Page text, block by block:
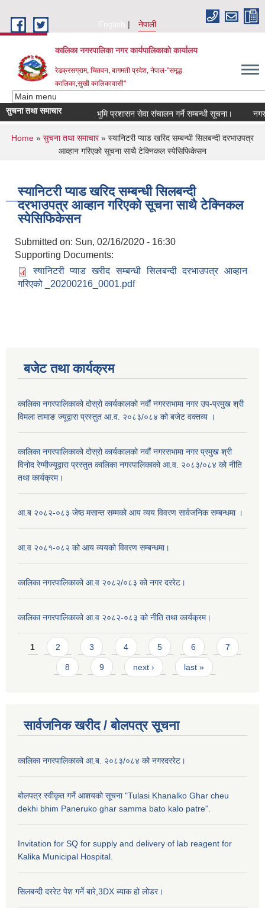
English
नेपाली
कालिका नगरपालिका नगर कार्यपालिकाकाे कार्यालय
रेडक्रसग्राम, चितवन, बागमती प्रदेश, नेपाल-"समृद्ध
कालिका,सुखी कालिकावासी"
सुचना तथा समाचार भुमि प्रशासन सेवा संचालन गर्ने सम्बन्धी सूचना। नगर
You are here
Home » सुचना तथा समाचार» स्यानिटरी प्याड खरिद सम्बन्धी सिलबन्दी दरभाउपत्र
आव्हान गरिएको सूचना साथै टेक्निकल स्पेसिफिकेसन
स्यानिटरी प्याड खरिद सम्बन्धी सिलबन्दी
दरभाउपत्र आव्हान गरिएको सूचना साथै टेक्निकल
स्पेसिफिकेसन
Submitted on: Sun, 02/16/2020 - 16:30
Supporting Documents:
स्षानिटरी प्याड खरीद सम्बन्धी सिलबन्दी दरभाउपत्र आव्हान
गरिएको _20200216_0001.pdf
बजेट तथा कार्यक्रम
कालिका नगरपालिकाको दोस्रो कार्यकालको नवौं नगरसभामा नगर उप-प्रमुख श्री
विमला तामाङ ज्यूद्वारा प्रस्तुत आ.व. २०८३/०८४ को बजेट वक्तव्य ।
कालिका नगरपालिकाको दोस्रो कार्यकालको नवौं नगरसभामा नगर प्रमुख श्री
विनोद रेग्मीज्यूद्वारा प्रस्तुत कालिका नगरपालिकाको आ.व. २०८३/०८४ को नीति
तथा कार्यक्रम।
आ.ब २०८२-०८३ जेष्ठ मसान्त सम्मको आय व्यय विवरण सार्वजनिक सम्बन्धमा ।
आ.व २०८१-०८२ को आय व्ययको विवरण सम्बन्धमा।
कालिका नगरपालिकाको आ.व २०८२/०८३ को नगर दररेट।
कालिका नगरपालिकाको आ.व २०८२-०८३ को नीति तथा कार्यक्रम।
Pages
1 2 3 4 5 6 7
8 9 next › last »
सार्वजनिक खरीद / बाेलपत्र सूचना
कालिका नगरपालिकाको आ.ब. २०८३/०८४ को नगरदररेट।
बोलपत्र स्वीकृत गर्ने आशयको सूचना "Tulasi Khanalko Ghar cheu
dekhi bhim Paneruko ghar samma bato kalo patre".
Invitation for SQ for supply and delivery of lab reagent for
Kalika Municipal Hospital.
सिलबन्दी दररेट पेश गर्ने बारे,3DX ब्याक हो लोडर।